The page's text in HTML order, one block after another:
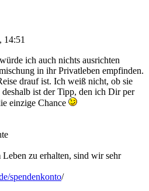
14:51
ich auch nichts ausrichten
in ihr Privatleben empfinden.
drauf ist. Ich weiß nicht, ob sie
ist der Tipp, den ich Dir per
einzige Chance
zu erhalten, sind wir sehr
spendenkonto/